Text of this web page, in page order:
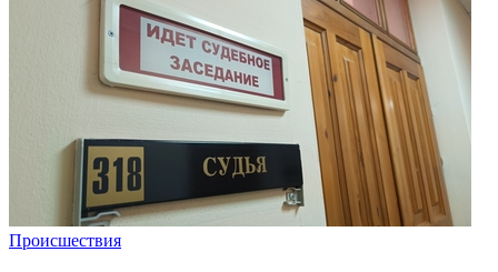
Происшествия